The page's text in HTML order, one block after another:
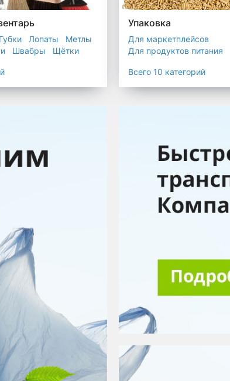
Губки Лопаты
Метлы
Швабры Щётки
Упаковка
Для маркетплейсов
Для продуктов питания
Для сыпучих товаров
Мешки
Пакеты
Пленка
Всего 10 категорий